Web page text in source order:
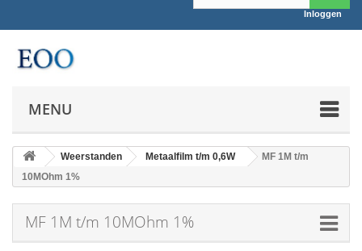
Inloggen
MENU
Weerstanden Metaalfilm t/m 0,6W
MF 1M t/m
10MOhm 1%
MF 1M t/m 10MOhm 1%